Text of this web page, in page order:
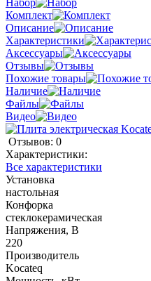
Комплект
Описание
Характеристики
Аксессуары
Отзывы
Похожие товары
Наличие
Файлы
Видео
Отзывов: 0
Характеристики:
Все характеристики
Установка
настольная
Конфорка
стеклокерамическая
Напряжения, В
220
Производитель
Kocateq